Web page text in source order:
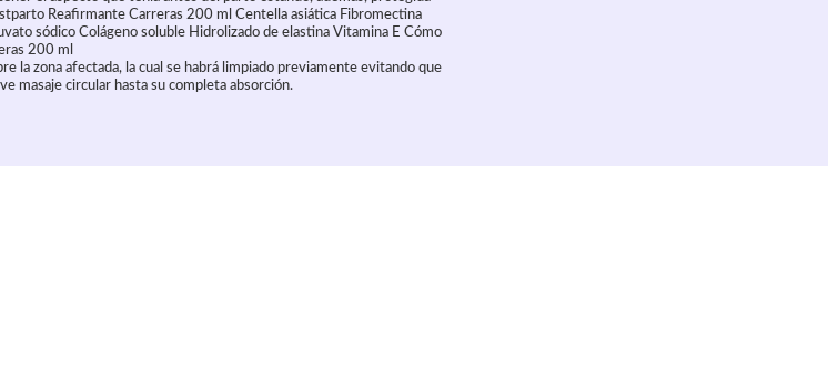
Reafirmante Carreras 200 ml Centella asiática Fibromectina
sódico Colágeno soluble Hidrolizado de elastina Vitamina E Cómo
200 ml
la zona afectada, la cual se habrá limpiado previamente evitando que
masaje circular hasta su completa absorción.